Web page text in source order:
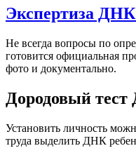
Экспертиза ДНК
Не всегда вопросы по
готовится официальная
фото и документально.
Дородовый
Установить личность
труда выделить ДНК